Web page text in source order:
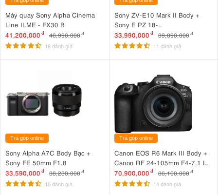
Máy quay Sony Alpha Cinema
Line ILME - FX30 B
41,200,000 đ 46,990,000đ
18 đánh giá
Sony ZV-E10 Mark II Body +
Sony E PZ 18-
105mm F4 G OSS
33,990,000 đ 39,890,000 đ
11 đánh giá
Trả góp online
Sony Alpha A7C Body Bạc +
Sony FE 50mm F1.8
33,590,000 đ 38,280,000đ
15 đánh giá
Trả góp online
Canon EOS R6 Mark III Body +
Canon RF 24-105mm F4-7.1 IS
STM
70,900,000 đ 86,100,000 đ
14 đánh giá